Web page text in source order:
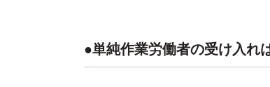
●単純作業労働者の受け入れ